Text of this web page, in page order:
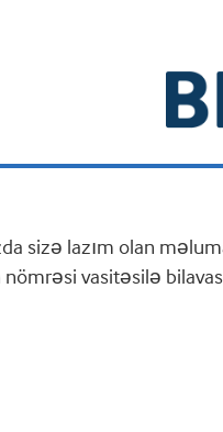
sizə lazım olan
vasitəsilə